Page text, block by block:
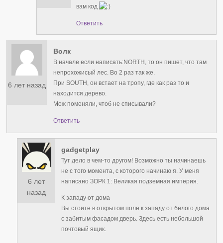
вам код
Ответить
6 лет назад
Волк
В начале если написать:NORTH, то он пишет, что там
непрохожисый лес. Во 2 раз так же.
При SOUTH, он встает на тропу, где как раз то и
находится дерево.
Мож поменяли, чтоб не списывали?
Ответить
6 лет
назад
gadgetplay
Тут дело в чем-то другом! Возможно ты начинаешь
не с того момента, с которого начинаю я. У меня
написано ЗОРК 1: Великая подземная империя.
К западу от дома
Вы стоите в открытом поле к западу от белого дома
с забитым фасадом дверь. Здесь есть небольшой
почтовый ящик.